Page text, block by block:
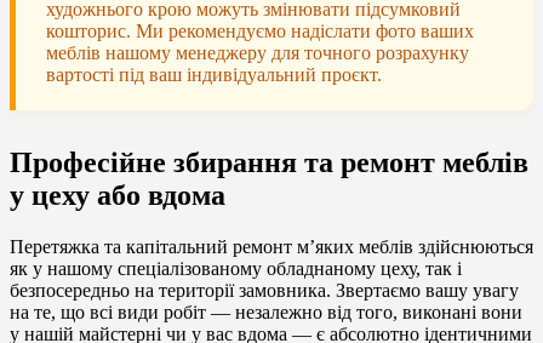
художнього крою можуть змінювати підсумковий
кошторис. Ми рекомендуємо надіслати фото ваших
меблів нашому менеджеру для точного розрахунку
вартості під ваш індивідуальний проєкт.
Професійне збирання та ремонт меблів
у цеху або вдома
Перетяжка та капітальний ремонт м’яких меблів здійснюються
як у нашому спеціалізованому обладнаному цеху, так і
безпосередньо на території замовника. Звертаємо вашу увагу
на те, що всі види робіт — незалежно від того, виконані вони
у нашій майстерні чи у вас вдома — є абсолютно ідентичними